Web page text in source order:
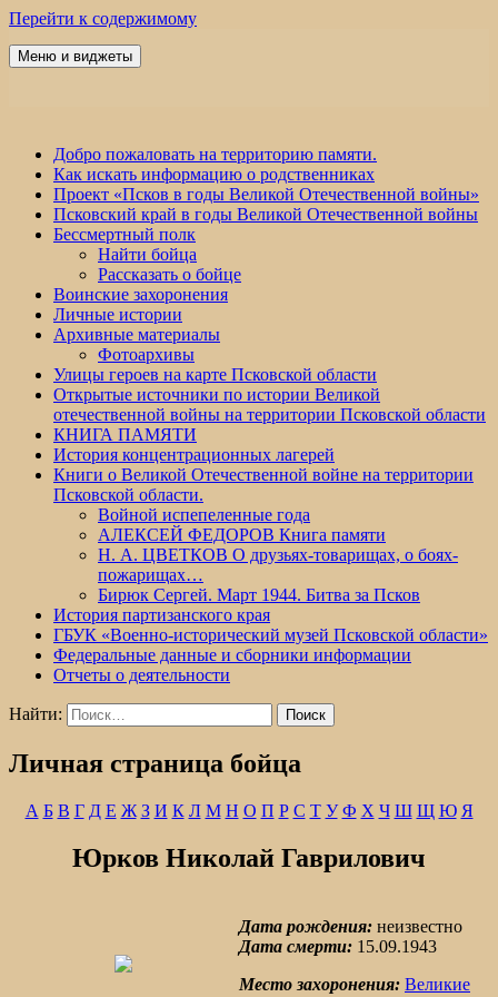
Перейти к содержимому
Победа 60
Меню и виджеты
Добро пожаловать на территорию памяти.
Как искать информацию о родственниках
Проект «Псков в годы Великой Отечественной войны»
Псковский край в годы Великой Отечественной войны
Бессмертный полк
Найти бойца
Рассказать о бойце
Воинские захоронения
Личные истории
Архивные материалы
Фотоархивы
Улицы героев на карте Псковской области
Открытые источники по истории Великой
отечественной войны на территории Псковской области
КНИГА ПАМЯТИ
История концентрационных лагерей
Книги о Великой Отечественной войне на территории
Псковской области.
Войной испепеленные года
АЛЕКСЕЙ ФЕДОРОВ Книга памяти
Н. А. ЦВЕТКОВ О друзьях-товарищах, о боях-
пожарищах…
Бирюк Сергей. Март 1944. Битва за Псков
История партизанского края
ГБУК «Военно-исторический музей Псковской области»
Федеральные данные и сборники информации
Отчеты о деятельности
Найти:
Личная страница бойца
А Б В Г Д Е Ж З И К Л М Н О П Р С Т У Ф Х Ч Ш Щ Ю Я
Юрков Николай Гаврилович
Дата рождения: неизвестно
Дата смерти: 15.09.1943
Место захоронения: Великие